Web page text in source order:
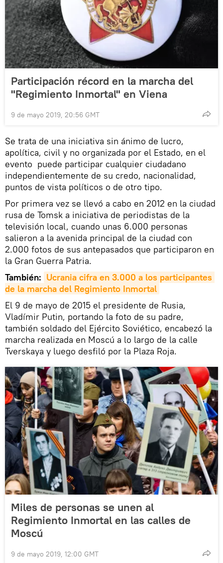
Participación récord en la marcha del
"Regimiento Inmortal" en Viena
9 de mayo 2019, 20:56 GMT
Se trata de una iniciativa sin ánimo de lucro,
apolítica, civil y no organizada por el Estado, en el
evento puede participar cualquier ciudadano
independientemente de su credo, nacionalidad,
puntos de vista políticos o de otro tipo.
Por primera vez se llevó a cabo en 2012 en la ciudad
rusa de Tomsk a iniciativa de periodistas de la
televisión local, cuando unas 6.000 personas
salieron a la avenida principal de la ciudad con
2.000 fotos de sus antepasados que participaron en
la Gran Guerra Patria.
También: Ucrania cifra en 3.000 a los participantes
de la marcha del Regimiento Inmortal
El 9 de mayo de 2015 el presidente de Rusia,
Vladímir Putin, portando la foto de su padre,
también soldado del Ejército Soviético, encabezó la
marcha realizada en Moscú a lo largo de la calle
Tverskaya y luego desfiló por la Plaza Roja.
Miles de personas se unen al
Regimiento Inmortal en las calles de
Moscú
9 de mayo 2019, 12:00 GMT